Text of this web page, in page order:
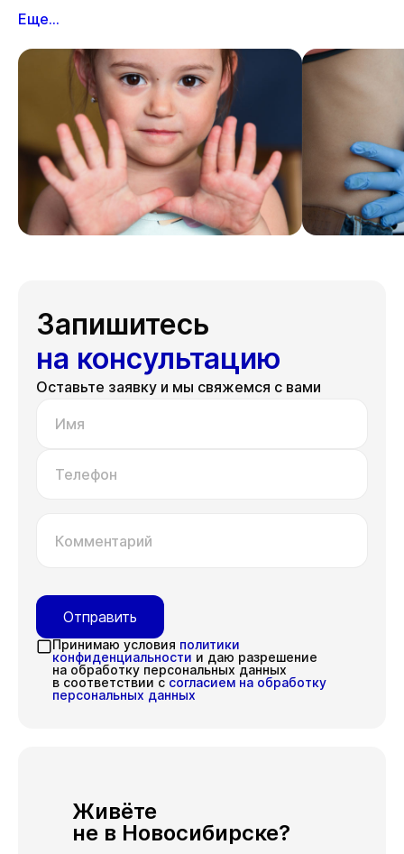
Еще...
Запишитесь
на консультацию
Оставьте заявку и мы свяжемся с вами
Имя
Телефон
Комментарий
Принимаю условия политики
конфиденциальности и даю разрешение
на обработку персональных данных
в соответствии с согласием на обработку
персональных данных
Отправить
Живёте
не в Новосибирске?